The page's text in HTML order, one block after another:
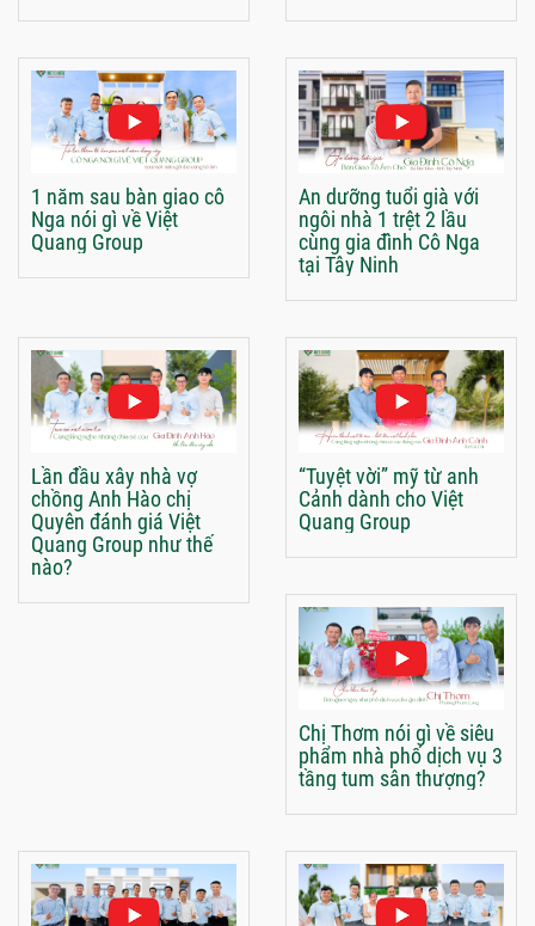
1 năm sau bàn giao cô
Nga nói gì về Việt
Quang Group
An dưỡng tuổi già với
ngôi nhà 1 trệt 2 lầu
cùng gia đình Cô Nga
tại Tây Ninh
Lần đầu xây nhà vợ
chồng Anh Hào chị
Quyên đánh giá Việt
Quang Group như thế
nào?
“Tuyệt vời” mỹ từ anh
Cảnh dành cho Việt
Quang Group
Chị Thơm nói gì về siêu
phẩm nhà phố dịch vụ 3
tầng tum sân thượng?